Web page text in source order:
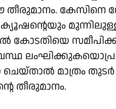
കേസിനെ
മാത്രം തുടർ
തീരുമാനം.